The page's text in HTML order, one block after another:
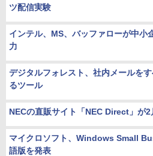
ツ配信実験
インテル、MS、バッファローが中小
力
デジタルフォレスト、社内メールを
るツール
NECの直販サイト「NEC Direct」が
マイクロソフト、Windows Small
語版を発表